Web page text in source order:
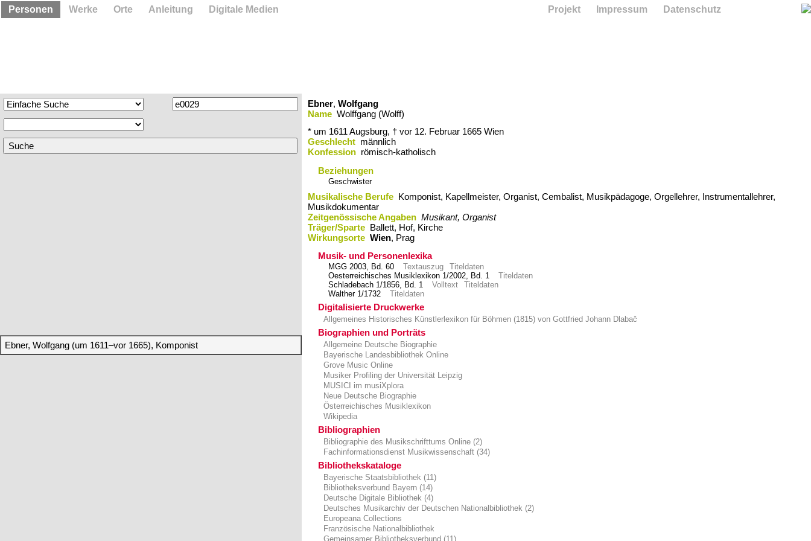
Ebner, Wolfgang (um 1611–vor 1665), Komponist
Ebner, Wolfgang
Name Wolffgang (Wolff)
* um 1611 Augsburg, † vor 12. Februar 1665 Wien
Geschlecht männlich
Konfession römisch-katholisch
Beziehungen
Geschwister
Musikalische Berufe Komponist, Kapellmeister, Organist, Cembalist, Musikpädagoge, Orgellehrer, Instrumentallehrer,
Musikdokumentar
Zeitgenössische Angaben Musikant, Organist
Träger/Sparte Ballett, Hof, Kirche
Wirkungsorte Wien,​ Prag
Musik- und Personenlexika
MGG 2003, Bd. 60 Textauszug
Titeldaten
Oesterreichisches Musiklexikon 1/2002, Bd. 1
Titeldaten
Schladebach 1/1856, Bd. 1
Volltext
Titeldaten
Walther 1/1732
Titeldaten
Digitalisierte Druckwerke
Allgemeines Historisches Künstlerlexikon für Böhmen (1815) von Gottfried Johann Dlabač
Biographien und Porträts
Allgemeine Deutsche Biographie
Bayerische Landesbibliothek Online
Grove Music Online
Musiker Profiling der Universität Leipzig
MUSICI im musiXplora
Neue Deutsche Biographie
Österreichisches Musiklexikon
Wikipedia
Bibliographien
Bibliographie des Musikschrifttums Online (2)
Fachinformationsdienst Musikwissenschaft (34)
Bibliothekskataloge
Bayerische Staatsbibliothek (11)
Bibliotheksverbund Bayern (14)
Deutsche Digitale Bibliothek (4)
Deutsches Musikarchiv der Deutschen Nationalbibliothek (2)
Europeana Collections
Französische Nationalbibliothek
Gemeinsamer Bibliotheksverbund (11)
Personen Werke Orte Anleitung Digitale Medien Projekt Impressum Datenschutz